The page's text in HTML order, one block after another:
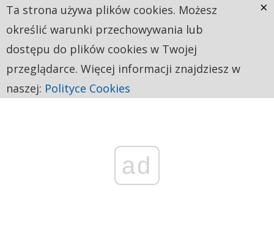
ad
Ta strona używa plików cookies. Możesz
określić warunki przechowywania lub
dostępu do plików cookies w Twojej
przeglądarce. Więcej informacji znajdziesz w
naszej: Polityce Cookies
×